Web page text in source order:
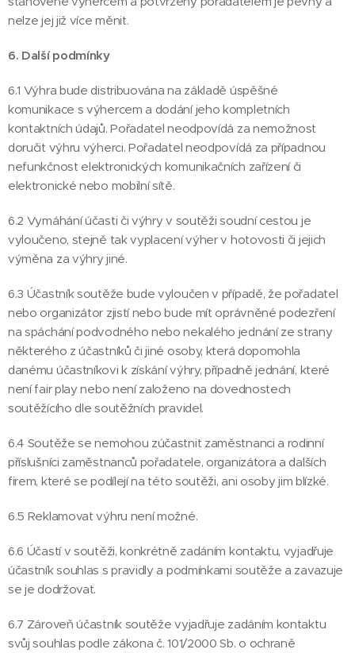
nelze jej již více měnit.
6. Další podmínky
6.1 Výhra bude distribuována na základě úspěšné
komunikace s výhercem a dodání jeho kompletních
kontaktních údajů. Pořadatel neodpovídá za nemožnost
doručit výhru výherci. Pořadatel neodpovídá za případnou
nefunkčnost elektronických komunikačních zařízení či
elektronické nebo mobilní sítě.
6.2 Vymáhání účasti či výhry v soutěži soudní cestou je
vyloučeno, stejně tak vyplacení výher v hotovosti či jejich
výměna za výhry jiné.
6.3 Účastník soutěže bude vyloučen v případě, že pořadatel
nebo organizátor zjistí nebo bude mít oprávněné podezření
na spáchání podvodného nebo nekalého jednání ze strany
některého z účastníků či jiné osoby, která dopomohla
danému účastníkovi k získání výhry, případně jednání, které
není fair play nebo není založeno na dovednostech
soutěžícího dle soutěžních pravidel.
6.4 Soutěže se nemohou zúčastnit zaměstnanci a rodinní
příslušníci zaměstnanců pořadatele, organizátora a dalších
firem, které se podílejí na této soutěži, ani osoby jim blízké.
6.5 Reklamovat výhru není možné.
6.6 Účastí v soutěži, konkrétně zadáním kontaktu, vyjadřuje
účastník souhlas s pravidly a podmínkami soutěže a zavazuje
se je dodržovat.
6.7 Zároveň účastník soutěže vyjadřuje zadáním kontaktu
svůj souhlas podle zákona č. 101/2000 Sb. o ochraně